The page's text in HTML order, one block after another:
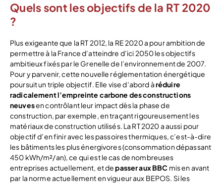
Quels sont les objectifs de la RT 2020
?
Plus exigeante que la RT 2012, la RE 2020 a pour ambition de
permettre à la France d’atteindre d’ici 2050 les objectifs
ambitieux fixés par le Grenelle de l’environnement de 2007.
Pour y parvenir, cette nouvelle réglementation énergétique
poursuit un triple objectif. Elle vise d’abord àréduire
radicalement l’empreinte carbone des constructions
neuvesen contrôlant leur impact dès la phase de
construction, par exemple, en traçant rigoureusement les
matériaux de construction utilisés. La RT 2020 a aussi pour
objectif d’en finir avec les passoires thermiques, c’est-à-dire
les bâtiments les plus énergivores (consommation dépassant
450 kWh/m²/an), ce qui est le cas de nombreuses
entreprises actuellement, et depasser aux BBC mis en avant
par la norme actuellement en vigueur aux BEPOS. Si les